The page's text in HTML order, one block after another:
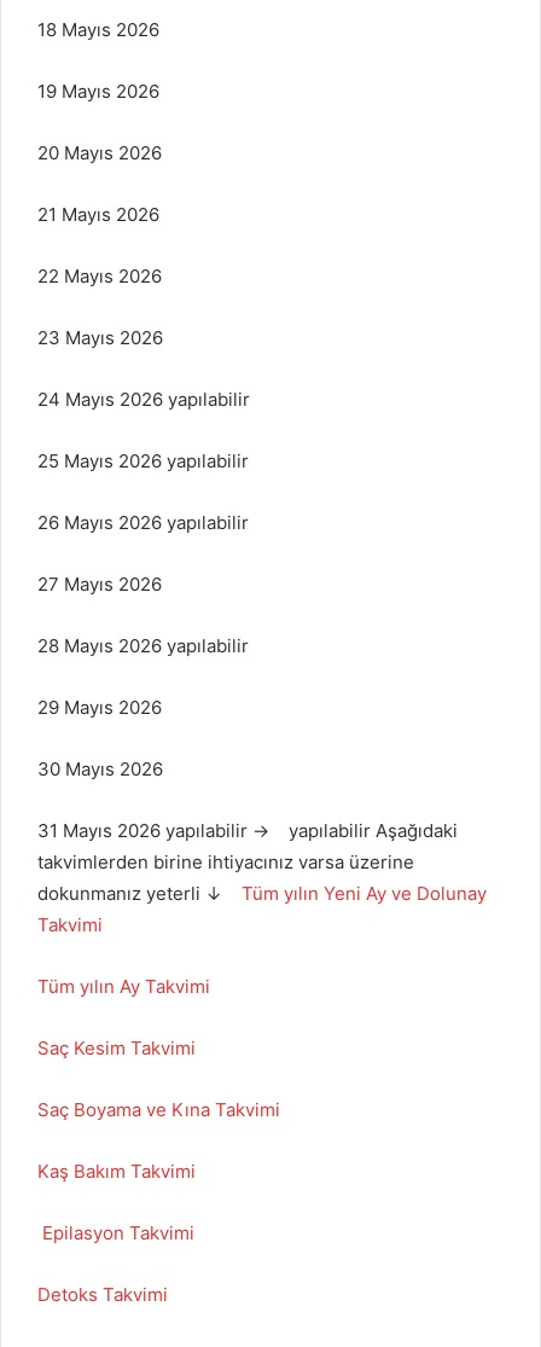
18 Mayıs 2026
19 Mayıs 2026
20 Mayıs 2026
21 Mayıs 2026
22 Mayıs 2026
23 Mayıs 2026
24 Mayıs 2026 yapılabilir
25 Mayıs 2026 yapılabilir
26 Mayıs 2026 yapılabilir
27 Mayıs 2026
28 Mayıs 2026 yapılabilir
29 Mayıs 2026
30 Mayıs 2026
31 Mayıs 2026 yapılabilir → yapılabilir Aşağıdaki
takvimlerden birine ihtiyacınız varsa üzerine
dokunmanız yeterli ↓ Tüm yılın Yeni Ay ve Dolunay
Takvimi
Tüm yılın Ay Takvimi
Saç Kesim Takvimi
Saç Boyama ve Kına Takvimi
Kaş Bakım Takvimi
Epilasyon Takvimi
Detoks Takvimi